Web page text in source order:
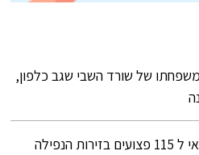
של שורד השבי שגב כלפון,
צוותי מד"א העניקו טיפול רפואי ל 115 פצועים בזירות הנפילה